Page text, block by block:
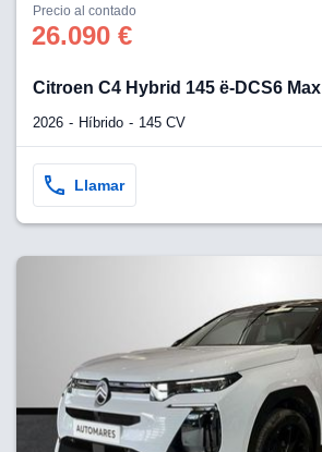
Precio al contado
26.090 €
Citroen C4 Hybrid 145 ë-DCS6 Max
2026 Híbrido 145 CV
Llamar